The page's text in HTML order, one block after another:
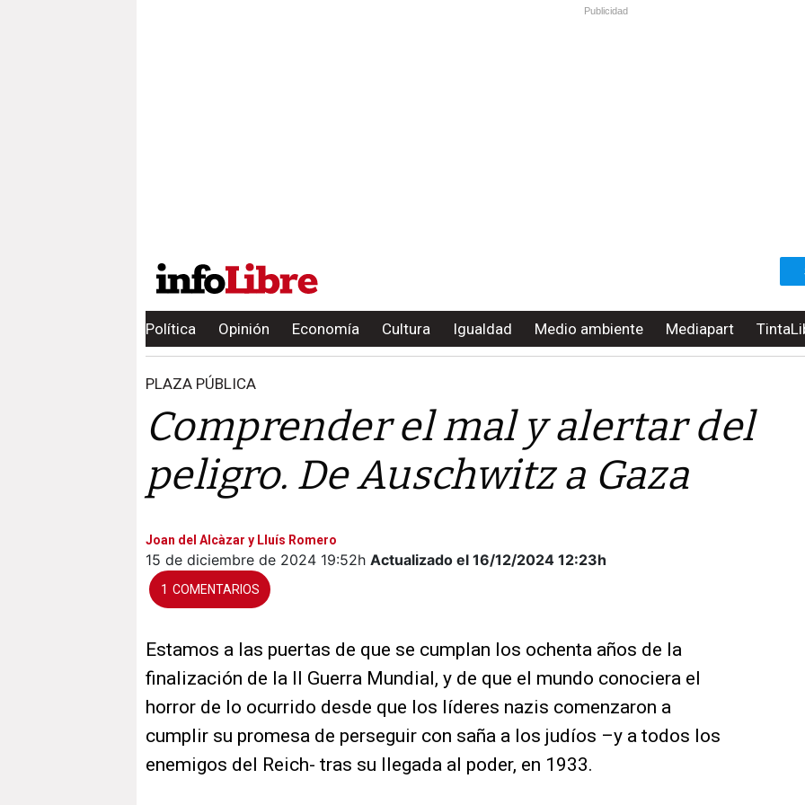
Publicidad
Política Opinión Economía Cultura Igualdad Medio ambiente Mediapart
PLAZA PÚBLICA
Comprender el mal y alertar del
peligro. De Auschwitz a Gaza
Joan del Alcàzar y Lluís Romero
15 de diciembre de 2024 19:52h Actualizado el 16/12/2024 12:23h
1
Estamos a las puertas de que se cumplan los ochenta años de la
finalización de la II Guerra Mundial, y de que el mundo conociera el
horror de lo ocurrido desde que los líderes nazis comenzaron a
cumplir su promesa de perseguir con saña a los judíos –y a todos los
enemigos del Reich- tras su llegada al poder, en 1933.